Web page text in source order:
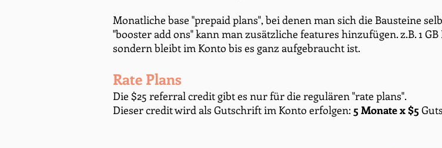
Monatliche base "prepaid plans", bei denen man sich die Bausteine
"booster add ons" kann man zusätzliche features hinzufügen. z.B. 1
sondern bleibt im Konto bis es ganz aufgebraucht ist.
Rate Plans
Die $25 referral credit gibt es nur für die regulären "rate plans".
Dieser credit wird als Gutschrift im Konto erfolgen: 5 Monate x $5